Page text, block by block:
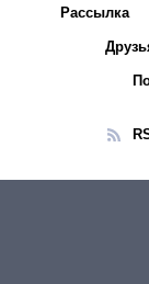
Рассылка